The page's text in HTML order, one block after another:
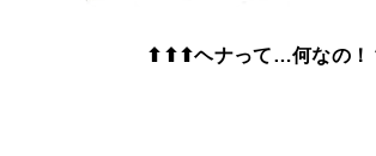
⬆⬆⬆ヘナって…何なの！